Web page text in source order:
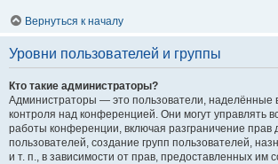
Вернуться к началу
Уровни пользователей и группы
Кто такие администраторы?
Администраторы — это пользователи, наделённые
контроля над конференцией. Они могут управлять
работы конференции, включая разграничение прав
пользователей, создание групп пользователей,
и т. п., в зависимости от прав, предоставленных им